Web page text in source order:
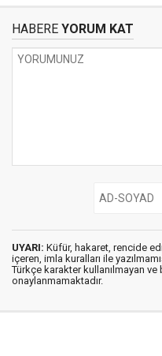
HABERE YORUM KAT
UYARI: Küfür, hakaret, rencide
içeren, imla kuralları ile
Türkçe karakter kullanılmayan
onaylanmamaktadır.